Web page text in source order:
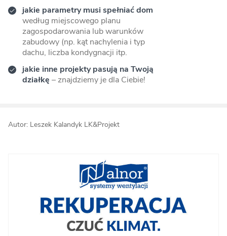
jakie parametry musi spełniać dom
według miejscowego planu
zagospodarowania lub warunków
zabudowy (np. kąt nachylenia i typ
dachu, liczba kondygnacji itp.
jakie inne projekty pasują na Twoją
działkę – znajdziemy je dla Ciebie!
Autor: Leszek Kalandyk LK&Projekt